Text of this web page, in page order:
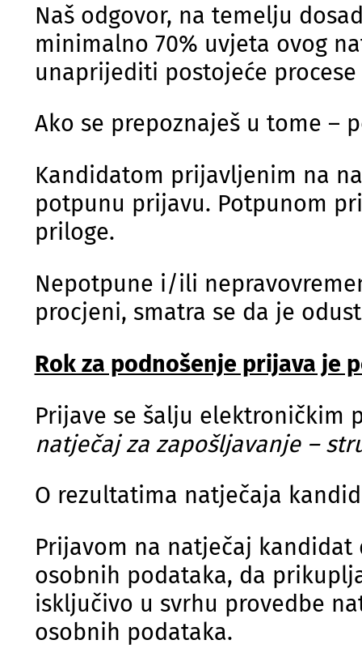
Naš odgovor, na temelju
minimalno 70% uvjeta ovog
unaprijediti postojeće
Ako se prepoznaješ u tome –
Kandidatom prijavljenim na
potpunu prijavu. Potpunom
priloge.
Nepotpune i/ili
procjeni, smatra se da je
Rok za podnošenje prijava je
Prijave se šalju elektroničkim
natječaj za zapošljavanje –
O rezultatima natječaja
Prijavom na natječaj
osobnih podataka, da
isključivo u svrhu provedbe
osobnih podataka.